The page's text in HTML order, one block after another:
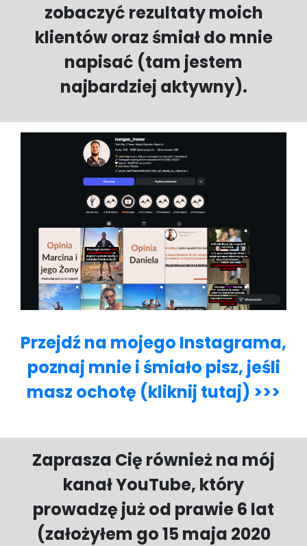
zobaczyć rezultaty moich
klientów oraz śmiał do mnie
napisać (tam jestem
najbardziej aktywny).
Przejdź na mojego Instagrama,
poznaj mnie i śmiało pisz, jeśli
masz ochotę (kliknij tutaj) >>>
Zaprasza Cię również na mój
kanał YouTube, który
prowadzę już od prawie 6 lat
(założyłem go 15 maja 2020